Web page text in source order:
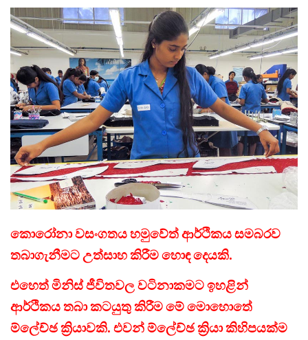
කොරෝනා වසංගතය හමුවේත් ආර්ථිකය සමබරව
තබාගැනීමට උත්සාහ කිරීම හොඳ දෙයකි.
එහෙත් මිනිස් ජීවිතවල වටිනාකමට ඉහළින්
ආර්ථිකය තබා කටයුතු කිරීම මේ මොහොතේ
ම්ලේච්ඡ ක්‍රියාවකි. එවන් ම්ලේච්ඡ ක්‍රියා කිහිපයක්ම